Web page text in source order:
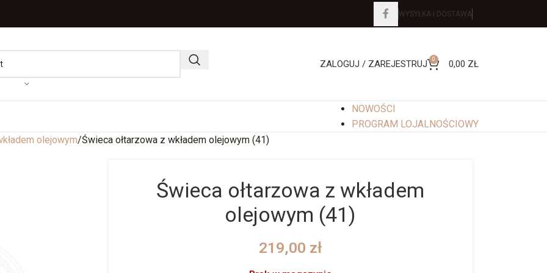
WYSYŁKA I DOSTAWA
ZALOGUJ / ZAREJESTRUJ 0 0,00 ZŁ
NOWOŚCI
PROGRAM LOJALNOŚCIOWY
olejowym Świeca ołtarzowa z wkładem olejowym (41)
Świeca ołtarzowa z wkładem
olejowym (41)
219,00 zł